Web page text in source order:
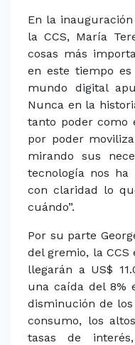
En la
la CCS, María
cosas más
en este tiempo
mundo digital
Nunca en la
tanto poder como
por poder
mirando sus
tecnología nos
con claridad lo
cuándo”.
Por su parte
del gremio, la
llegarán a US$
una caída del 8%
disminución de
consumo, los
tasas de